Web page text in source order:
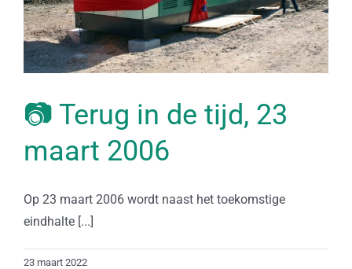
📷 Terug in de tijd, 23
maart 2006
Op 23 maart 2006 wordt naast het toekomstige
eindhalte [...]
23 maart 2022